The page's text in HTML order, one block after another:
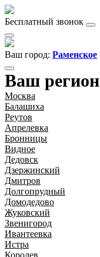
Бесплатный звонок
Ваш город: Раменское
Ваш регион
Москва
Балашиха
Реутов
Апрелевка
Бронницы
Видное
Дедовск
Дзержинский
Дмитров
Долгопрудный
Домодедово
Жуковский
Звенигород
Ивантеевка
Истра
Королев